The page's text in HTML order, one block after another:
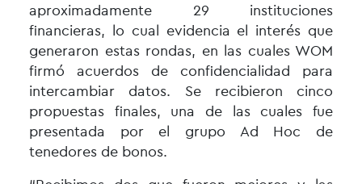
aproximadamente 29 instituciones
financieras, lo cual evidencia el interés que
generaron estas rondas, en las cuales WOM
firmó acuerdos de confidencialidad para
intercambiar datos. Se recibieron cinco
propuestas finales, una de las cuales fue
presentada por el grupo Ad Hoc de
tenedores de bonos.